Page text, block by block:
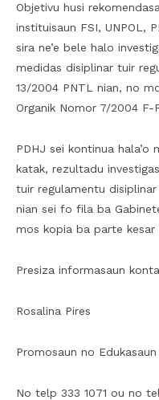
Objetivu husi
instituisaun FSI, UNPOL,
sira ne’e bele halo
medidas disiplinar tuir
13/2004 PNTL nian, no
Organik Nomor 7/2004 F-
PDHJ sei kontinua
katak, rezultadu
tuir regulamentu
nian sei fo fila ba
mos kopia ba parte kesar
Presiza informasaun
Rosalina Pires
Promosaun no Edukasaun
No telp 333 1071 ou no